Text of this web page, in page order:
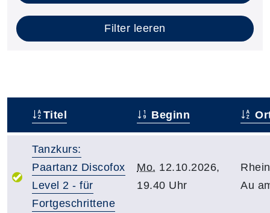
Filter leeren
Titel Beginn
Tanzkurs:
Paartanz Discofox
Level 2 - für
Fortgeschrittene
Mo. 12.10.2026,
19.40 Uhr
Au